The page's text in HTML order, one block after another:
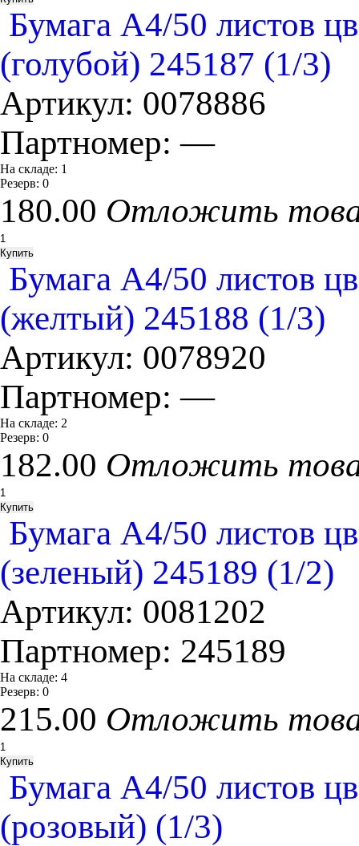
Бумага А4/50 листов
(голубой) 245187 (1/3)
Артикул: 0078886
Партномер:—
На складе: 1
Резерв: 0
180.00 Отложить
Бумага А4/50 листов
(желтый) 245188 (1/3)
Артикул: 0078920
Партномер:—
На складе: 2
Резерв: 0
182.00 Отложить
Бумага А4/50 листов
(зеленый) 245189 (1/2)
Артикул: 0081202
Партномер: 245189
На складе: 4
Резерв: 0
215.00 Отложить
Бумага А4/50 листов
(розовый) (1/3)